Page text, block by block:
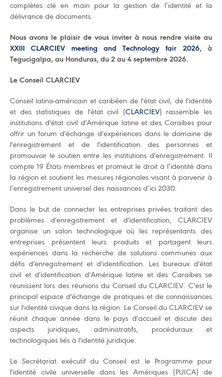
complètes clé en main pour la gestion de l’identité et la
délivrance de documents.
Nous avons le plaisir de vous inviter à nous rendre visite au
XXIII CLARCIEV meeting and Technology fair 2026, à
Tegucigalpa, au Honduras, du 2 au 4 septembre 2026.
Le Conseil CLARCIEV
Conseil latino-américain et caribéen de l'état civil, de l'identité
et des statistiques de l'état civil (CLARCIEV) rassemble les
institutions d'état civil d'Amérique latine et des Caraïbes pour
offrir un forum d'échange d'expériences dans le domaine de
l'enregistrement et de l'identification des personnes et
promouvoir le soutien entre les institutions d'enregistrement. Il
compte 19 États membres et promeut le droit à l’identité dans
la région et soutient les mesures régionales visant à parvenir à
l’enregistrement universel des naissances d’ici 2030.
Dans le but de connecter les entreprises privées traitant des
problèmes d'enregistrement et d'identification, CLARCIEV
organise un salon technologique où les représentants des
entreprises présentent leurs produits et partagent leurs
expériences dans la recherche de solutions communes aux
défis d'enregistrement et d'identification. Les bureaux d'état
civil et d'identification d'Amérique latine et des Caraïbes se
réunissent lors des réunions du Conseil du CLARCIEV. C'est le
principal espace d'échange de pratiques et de connaissances
sur l'identité civique dans la région. Le Conseil du CLARCIEV se
réunit chaque année dans le pays d'accueil et discute des
aspects juridiques, administratifs, procéduraux et
technologiques liés à l'identité juridique.
Le Secrétariat exécutif du Conseil est le Programme pour
l'identité civile universelle dans les Amériques (PUICA) de